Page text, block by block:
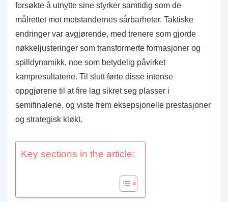
forsøkte å utnytte sine styrker samtidig som de
målrettet mot motstandernes sårbarheter. Taktiske
endringer var avgjørende, med trenere som gjorde
nøkkeljusteringer som transformerte formasjoner og
spilldynamikk, noe som betydelig påvirket
kampresultatene. Til slutt førte disse intense
oppgjørene til at fire lag sikret seg plasser i
semifinalene, og viste frem eksepsjonelle prestasjoner
og strategisk kløkt.
Key sections in the article: